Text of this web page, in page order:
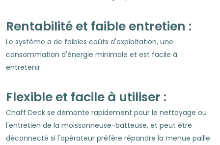
Rentabilité et faible entretien :
Le système a de faibles coûts d'exploitation, une
consommation d'énergie minimale et est facile à
entretenir.
Flexible et facile à utiliser :
Chaff Deck se démonte rapidement pour le nettoyage ou
l'entretien de la moissonneuse-batteuse, et peut être
déconnecté si l'opérateur préfère répandre la menue paille